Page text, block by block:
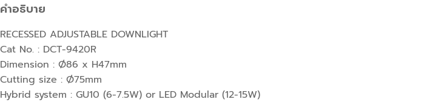
คำอธิบาย
RECESSED ADJUSTABLE DOWNLIGHT
Cat No. : DCT-9420R
Dimension : Ø86 x H47mm
Cutting size : Ø75mm
Hybrid system : GU10 (6-7.5W) or LED Modular (12-15W)